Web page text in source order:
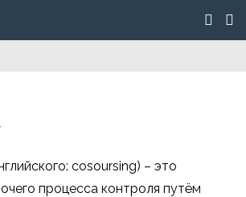
cosoursing) – это
процесса контроля путём